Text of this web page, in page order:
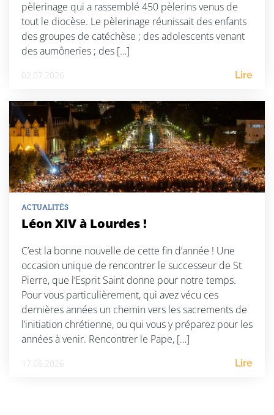
pèlerinage qui a rassemblé 450 pèlerins venus de
tout le diocèse. Le pèlerinage réunissait des enfants
des groupes de catéchèse ; des adolescents venant
des aumôneries ; des […]
02.07.2026 Lire
ACTUALITÉS
Léon XIV à Lourdes !
C’est la bonne nouvelle de cette fin d’année ! Une
occasion unique de rencontrer le successeur de St
Pierre, que l’Esprit Saint donne pour notre temps.
Pour vous particulièrement, qui avez vécu ces
dernières années un chemin vers les sacrements de
l’initiation chrétienne, ou qui vous y préparez pour les
années à venir. Rencontrer le Pape, […]
17.06.2026 Lire